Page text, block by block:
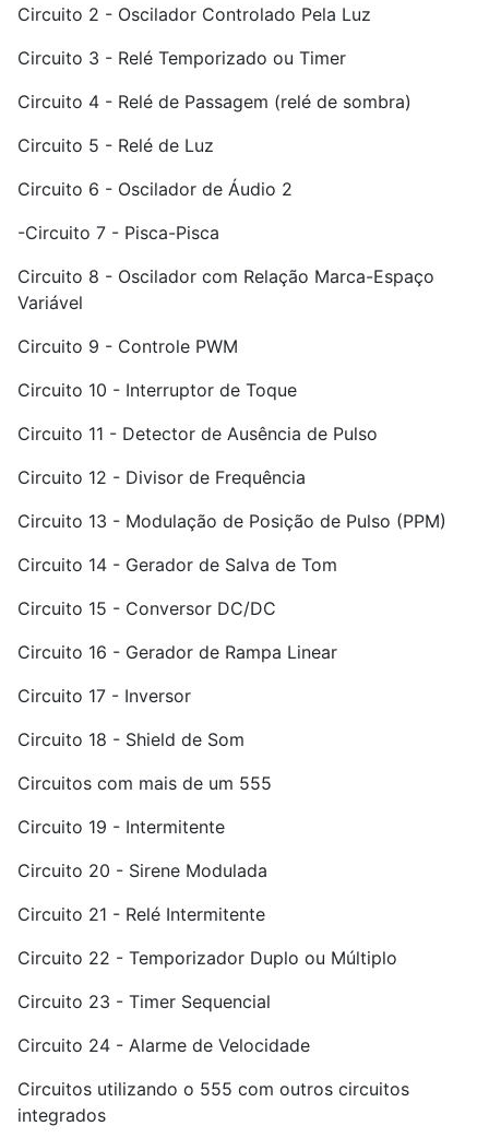
Circuito 2 - Oscilador Controlado Pela Luz
Circuito 3 - Relé Temporizado ou Timer
Circuito 4 - Relé de Passagem (relé de sombra)
Circuito 5 - Relé de Luz
Circuito 6 - Oscilador de Áudio 2
-Circuito 7 - Pisca-Pisca
Circuito 8 - Oscilador com Relação Marca-Espaço
Variável
Circuito 9 - Controle PWM
Circuito 10 - Interruptor de Toque
Circuito 11 - Detector de Ausência de Pulso
Circuito 12 - Divisor de Frequência
Circuito 13 - Modulação de Posição de Pulso (PPM)
Circuito 14 - Gerador de Salva de Tom
Circuito 15 - Conversor DC/DC
Circuito 16 - Gerador de Rampa Linear
Circuito 17 - Inversor
Circuito 18 - Shield de Som
Circuitos com mais de um 555
Circuito 19 - Intermitente
Circuito 20 - Sirene Modulada
Circuito 21 - Relé Intermitente
Circuito 22 - Temporizador Duplo ou Múltiplo
Circuito 23 - Timer Sequencial
Circuito 24 - Alarme de Velocidade
Circuitos utilizando o 555 com outros circuitos
integrados